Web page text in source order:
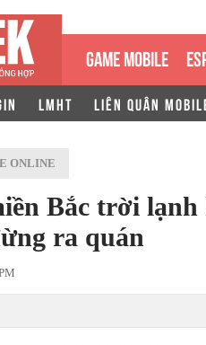
GAME MOBILE
LMHT LIÊN QUÂN
ONLINE
Bắc trời lạnh
ra quán